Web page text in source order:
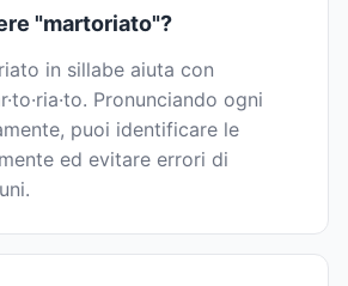
"martoriato"?
in sillabe aiuta con
Pronunciando ogni
puoi identificare le
ed evitare errori di